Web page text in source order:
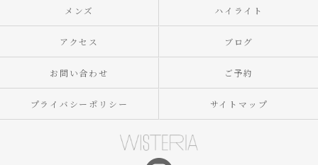
メンズ ハイライト
アクセス ブログ
お問い合わせ ご予約
プライバシーポリシー サイトマップ